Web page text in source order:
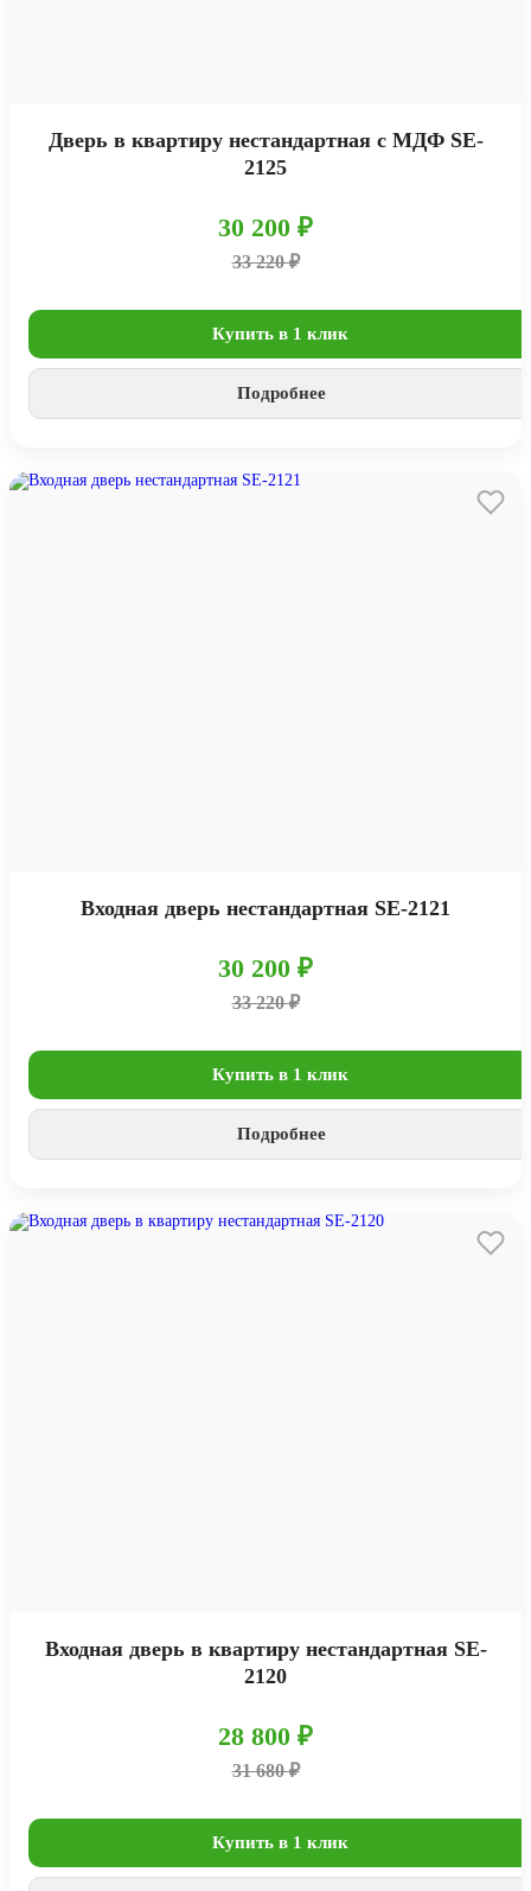
Дверь в квартиру нестандартная с МДФ SE-
2125
30 200 ₽
33 220 ₽
Купить в 1 клик
Подробнее
Входная дверь нестандартная SE-2121
30 200 ₽
33 220 ₽
Купить в 1 клик
Подробнее
Входная дверь в квартиру нестандартная SE-
2120
28 800 ₽
31 680 ₽
Купить в 1 клик